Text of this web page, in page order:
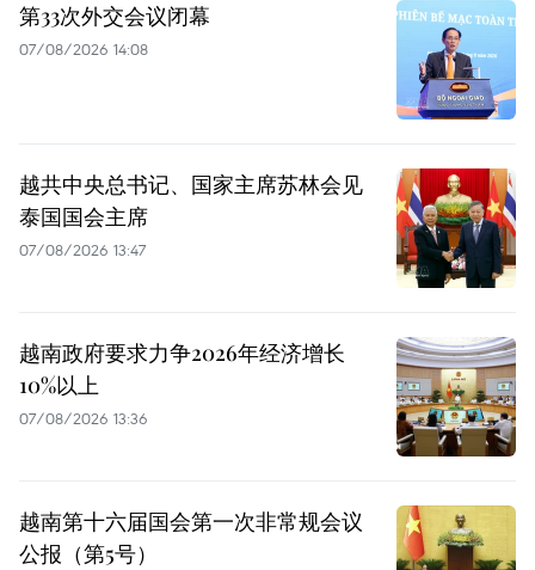
第33次外交会议闭幕
07/08/2026 14:08
越共中央总书记、国家主席苏林会见
泰国国会主席
07/08/2026 13:47
越南政府要求力争2026年经济增长
10%以上
07/08/2026 13:36
越南第十六届国会第一次非常规会议
公报（第5号）